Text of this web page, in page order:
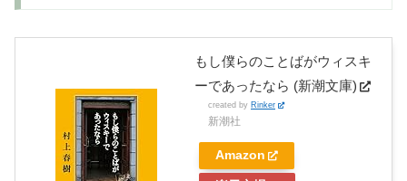
もし僕らのことばがウィスキ
ーであったなら (新潮文庫)
created by Rinker
新潮社
Amazon